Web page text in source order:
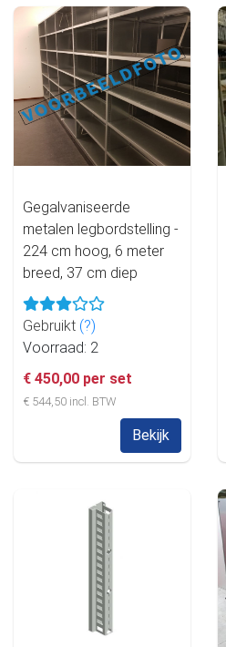
Gegalvaniseerde
metalen legbordstelling -
224 cm hoog, 6 meter
breed, 37 cm diep
Gebruikt (?)
Voorraad: 2
€ 450,00 per set
€ 544,50 incl. BTW
Bekijk